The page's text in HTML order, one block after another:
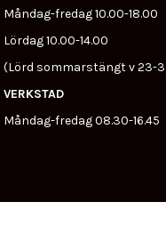
Måndag-fredag 10.00-18.00
Lördag 10.00-14.00
(Lörd sommarstängt v 23-
VERKSTAD
Måndag-fredag 08.30-16.45